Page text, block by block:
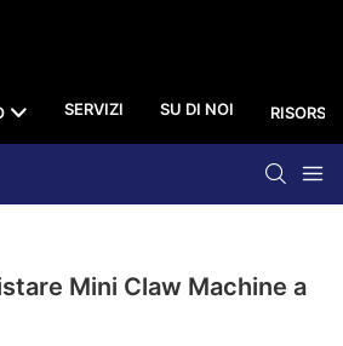
SERVIZI SU DI NOI RISORSA
Mini Claw Machine a